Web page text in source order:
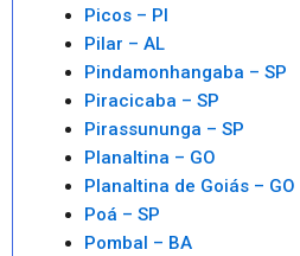
Picos – PI
Pilar – AL
Pindamonhangaba – SP
Piracicaba – SP
Pirassununga – SP
Planaltina – GO
Planaltina de Goiás – GO
Poá – SP
Pombal – BA